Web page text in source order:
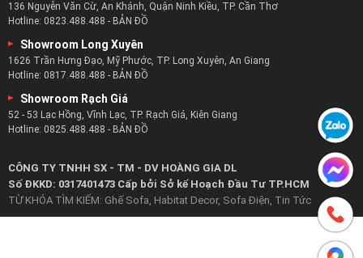
Hotline:0829.488.488- BẢN ĐỒ
156 - 158 Thống Nhất, Phương Sài, TP. Nha Trang, Khánh Hòa
Hotline:0818.488.488 -BẢN ĐỒ
136 Nguyễn Văn Cừ, An Khánh, Quận Ninh Kiều, TP. Cần Thơ
Hotline:0823.488.488-BẢN ĐỒ
Hotline: 0817.488.488-BẢN ĐỒ
Showroom Rạch Giá